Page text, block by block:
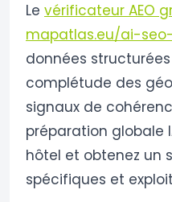
Le vérificateur AEO
mapatlas.eu/ai-
données
complétude des
signaux de
préparation globale
hôtel et obtenez un
spécifiques et